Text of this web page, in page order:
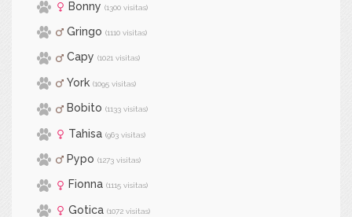
Bonny (1300 visitas)
Gringo (1110 visitas)
Capy (1021 visitas)
York (1095 visitas)
Bobito (1133 visitas)
Tahisa (963 visitas)
Pypo (1273 visitas)
Fionna (1115 visitas)
Gotica (1072 visitas)